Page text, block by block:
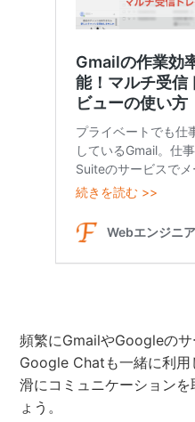
頻繁にGmailやGoogleのサ
Google Chatも一緒に利用
滑にコミュニケーション
ょう。